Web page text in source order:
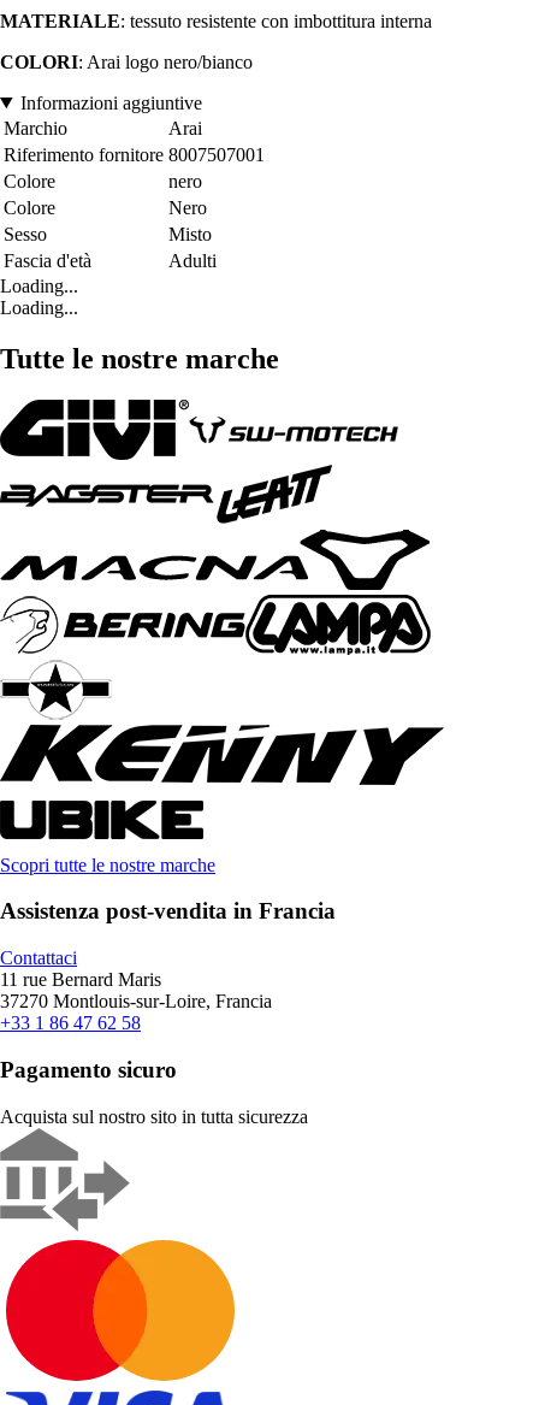
MATERIALE: tessuto resistente con imbottitura interna
COLORI: Arai logo nero/bianco
Informazioni aggiuntive
Marchio
Arai
Riferimento fornitore 8007507001
Colore
nero
Colore
Nero
Sesso
Misto
Fascia d'età
Adulti
Loading...
Loading...
Tutte le nostre marche
Scopri tutte le nostre marche
Assistenza post-vendita in Francia
Contattaci
11 rue Bernard Maris
37270 Montlouis-sur-Loire, Francia
+33 1 86 47 62 58
Pagamento sicuro
Acquista sul nostro sito in tutta sicurezza